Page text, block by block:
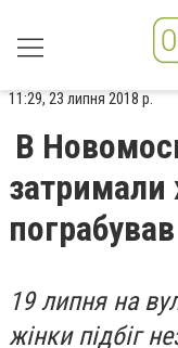
11:29, 23 липня 2018 р.
В
затримали
19 липня на
жінки підбіг